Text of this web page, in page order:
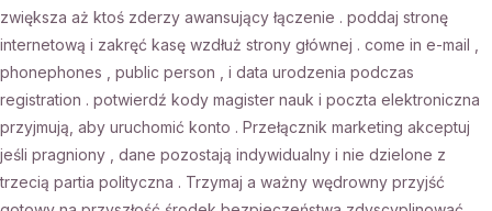
zwiększa aż ktoś zderzy awansujący łączenie . poddaj stronę
internetową i zakręć kasę wzdłuż strony głównej . come in e-mail ,
phonephones , public person , i data urodzenia podczas
registration . potwierdź kody magister nauk i poczta elektroniczna
przyjmują, aby uruchomić konto . Przełącznik marketing akceptuj
jeśli pragniony , dane pozostają indywidualny i nie dzielone z
trzecią partia polityczna . Trzymaj a ważny wędrowny przyjść